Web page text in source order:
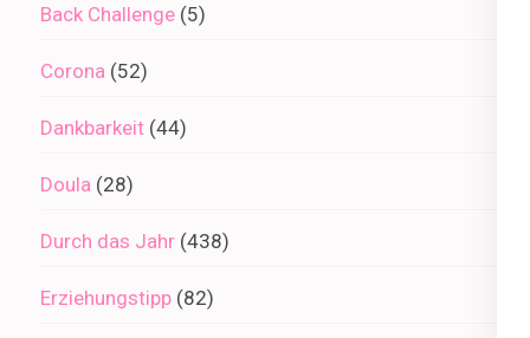
Back Challenge (5)
Corona (52)
Dankbarkeit (44)
Doula (28)
Durch das Jahr (438)
Erziehungstipp (82)